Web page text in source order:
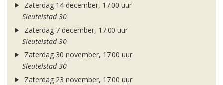
Zaterdag 14 december, 17.00 uur
Sleutelstad 30
Zaterdag 7 december, 17.00 uur
Sleutelstad 30
Zaterdag 30 november, 17.00 uur
Sleutelstad 30
Zaterdag 23 november, 17.00 uur